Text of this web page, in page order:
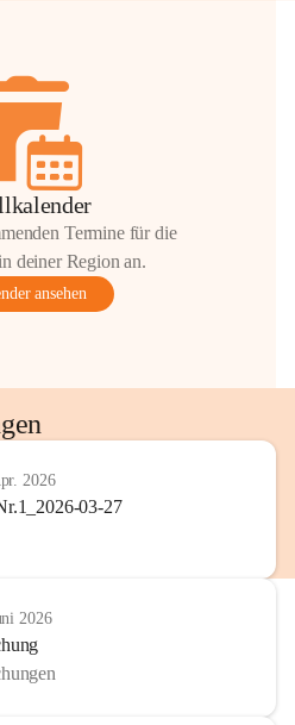
Termine für die
deiner Region an.
ansehen
2026
03-27
2026